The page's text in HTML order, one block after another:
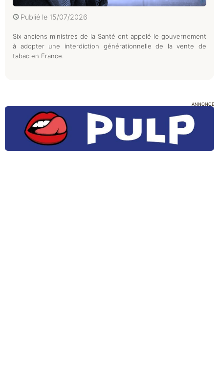
Publié le 15/07/2026
Six anciens ministres de la Santé ont appelé le gouvernement
à adopter une interdiction générationnelle de la vente de
tabac en France.
ANNONCE